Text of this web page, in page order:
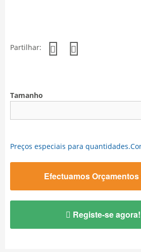
Partilhar:
Tamanho
Preços especiais para
Efectuamos
Registe-se agora!